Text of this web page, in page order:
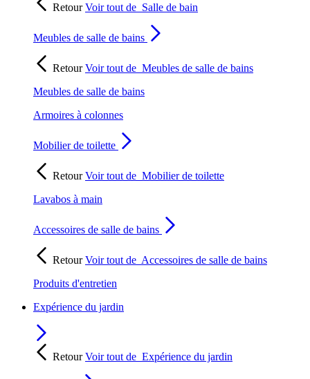
RetourVoir tout de Salle de bain
Meubles de salle de bains
RetourVoir tout de Meubles de salle de bains
Meubles de salle de bains
Armoires à colonnes
Mobilier de toilette
RetourVoir tout de Mobilier de toilette
Lavabos à main
Accessoires de salle de bains
RetourVoir tout de Accessoires de salle de bains
Produits d'entretien
Expérience du jardin
RetourVoir tout de Expérience du jardin